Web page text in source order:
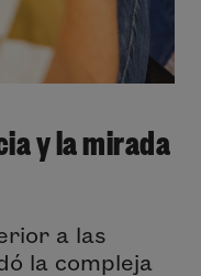
y la mirada
a las
la compleja